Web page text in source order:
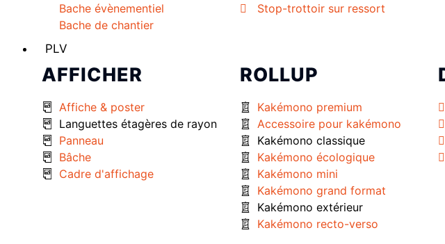
Bache évènementiel
Bache de chantier
Stop-trottoir sur ressort
PLV
AFFICHER
Affiche & poster
Languettes étagères de rayon
Panneau
Bâche
Cadre d'affichage
ROLLUP
Kakémono premium
Accessoire pour kakémono
Kakémono classique
Kakémono écologique
Kakémono mini
Kakémono grand format
Kakémono extérieur
Kakémono recto-verso